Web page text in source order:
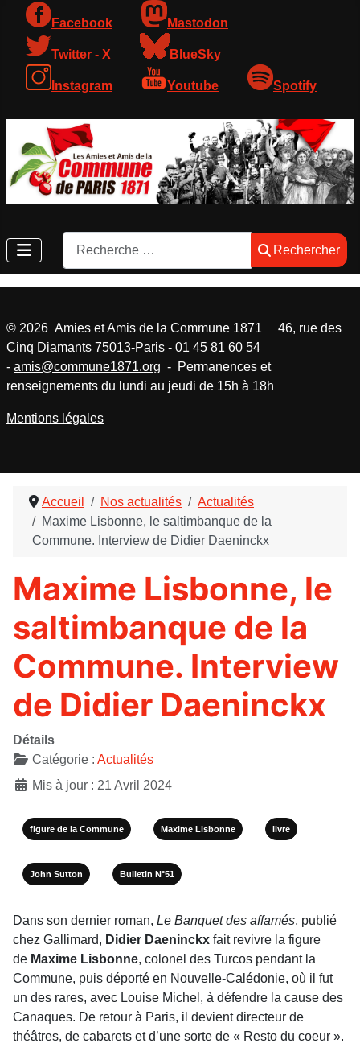
Facebook Mastodon
Twitter - X BlueSky
Instagram Youtube Spotify
Rechercher
Rechercher
Accueil Nos actualités
Actualités
Maxime Lisbonne, le saltimbanque de la
Commune. Interview de Didier Daeninckx
Maxime Lisbonne, le
saltimbanque de la
Commune. Interview
de Didier Daeninckx
Détails
Catégorie : Actualités
Mis à jour : 21 Avril 2024
figure de la Commune Maxime Lisbonne livre
John Sutton Bulletin N°51
Dans son dernier roman, Le Banquet des affamés, publié
chez Gallimard, Didier Daeninckx fait revivre la figure
de Maxime Lisbonne, colonel des Turcos pendant la
Commune, puis déporté en Nouvelle-Calédonie, où il fut
un des rares, avec Louise Michel, à défendre la cause des
Canaques. De retour à Paris, il devient directeur de
théâtres, de cabarets et d’une sorte de « Resto du coeur ».
© 2026 Amies et Amis de la Commune 1871 46, rue des
Cinq Diamants 75013-Paris - 01 45 81 60 54
- amis@commune1871.org - Permanences et
renseignements du lundi au jeudi de 15h à 18h
Mentions légales